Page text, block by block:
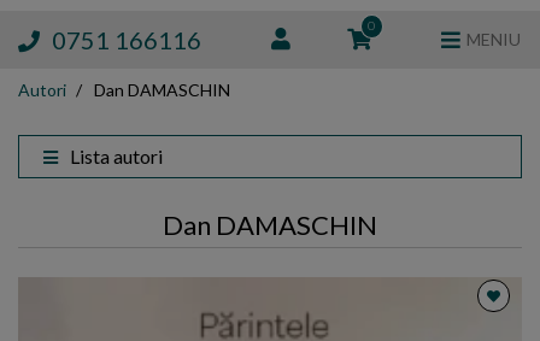
0751 166116 0
MENIU
TAMAIE
Autori Dan DAMASCHIN
Lista autori
Dan DAMASCHIN